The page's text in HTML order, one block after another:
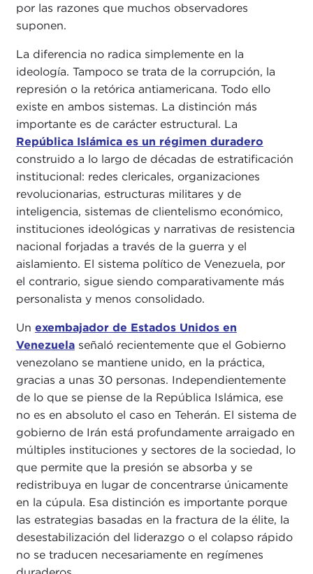
por las razones que muchos observadores
suponen.
La diferencia no radica simplemente en la
ideología. Tampoco se trata de la corrupción, la
represión o la retórica antiamericana. Todo ello
existe en ambos sistemas. La distinción más
importante es de carácter estructural. La
República Islámica es un régimen duradero
construido a lo largo de décadas de estratificación
institucional: redes clericales, organizaciones
revolucionarias, estructuras militares y de
inteligencia, sistemas de clientelismo económico,
instituciones ideológicas y narrativas de resistencia
nacional forjadas a través de la guerra y el
aislamiento. El sistema político de Venezuela, por
el contrario, sigue siendo comparativamente más
personalista y menos consolidado.
Un exembajador de Estados Unidos en
Venezuelaseñaló recientemente que el Gobierno
venezolano se mantiene unido, en la práctica,
gracias a unas 30 personas. Independientemente
de lo que se piense de la República Islámica, ese
no es en absoluto el caso en Teherán. El sistema de
gobierno de Irán está profundamente arraigado en
múltiples instituciones y sectores de la sociedad, lo
que permite que la presión se absorba y se
redistribuya en lugar de concentrarse únicamente
en la cúpula. Esa distinción es importante porque
las estrategias basadas en la fractura de la élite, la
desestabilización del liderazgo o el colapso rápido
no se traducen necesariamente en regímenes